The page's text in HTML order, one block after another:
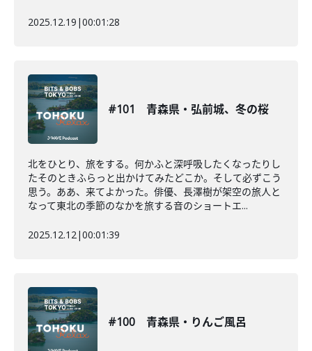
2025.12.19 |00:01:28
#101 青森県・弘前城、冬の桜
北をひとり、旅をする。何かふと深呼吸したくなったりし
たそのときふらっと出かけてみたどこか。そして必ずこう
思う。ああ、来てよかった。俳優、長澤樹が架空の旅人と
なって東北の季節のなかを旅する音のショートエ...
2025.12.12|00:01:39
#100 青森県・りんご風呂